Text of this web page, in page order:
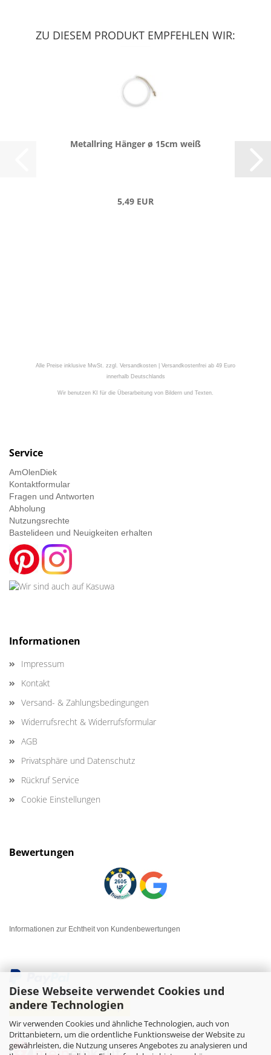
Diese Webseite verwendet Cookies und
andere Technologien
Wir verwenden Cookies und ähnliche Technologien, auch von
Drittanbietern, um die ordentliche Funktionsweise der Website zu
gewährleisten, die Nutzung unseres Angebotes zu analysieren und
ZU DIESEM PRODUKT EMPFEHLEN WIR:
Me­tall­ring Hän­ger ø 15cm weiß
5,49 EUR
Alle Preise inklusive MwSt. zzgl. Versandkosten | Versandkostenfrei ab 49 Euro
innerhalb Deutschlands
Wir benutzen KI für die Überarbeitung von Bildern und Texten.
Service
AmOlenDiek
Kontaktformular
Fragen und Antworten
Abholung
Nutzungsrechte
Bastelideen und Neuigkeiten erhalten
Informationen
Impressum
Kontakt
Versand- & Zahlungsbedingungen
Widerrufsrecht & Widerrufsformular
AGB
Privatsphäre und Datenschutz
Rückruf Service
Cookie Einstellungen
Bewertungen
Informationen zur Echtheit von Kundenbewertungen